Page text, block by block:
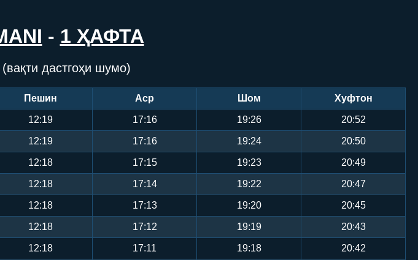
- 1 ҲАФТА
дастгоҳи шумо)
Пешин Аср Шом Хуфтон
12:19 17:16 19:26 20:52
12:19 17:16 19:24 20:50
12:18 17:15 19:23 20:49
12:18 17:14 19:22 20:47
12:18 17:13 19:20 20:45
12:18 17:12 19:19 20:43
12:18 17:11 19:18 20:42